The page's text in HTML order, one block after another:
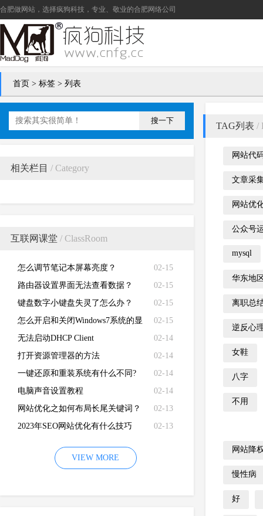
合肥做网站 ，选择疯狗科技，专业、敬业的合肥网络公司
首页 > 标签 > 列表
搜一下
相关栏目 / Category
互联网课堂 / ClassRoom
02-15
怎么调节笔记本屏幕亮度？
02-15
路由器设置界面无法查看数据？
02-15
键盘数字小键盘失灵了怎么办？
02-15
怎么开启和关闭Windows7系统的显
卡硬件加速功能
02-14
无法启动DHCP Client
02-14
打开资源管理器的方法
02-14
一键还原和重装系统有什么不同?
02-14
电脑声音设置教程
02-13
网站优化之如何布局长尾关键词？
02-13
2023年SEO网站优化有什么技巧
VIEW MORE
TAG列表 /
网站代
文章采
网站优
公众号
mysql
华东地
离职总
逆反心
女鞋
八字
不用
网站降
慢性病
好